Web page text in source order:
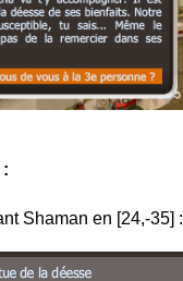
:
Shaman en [24,-35] :